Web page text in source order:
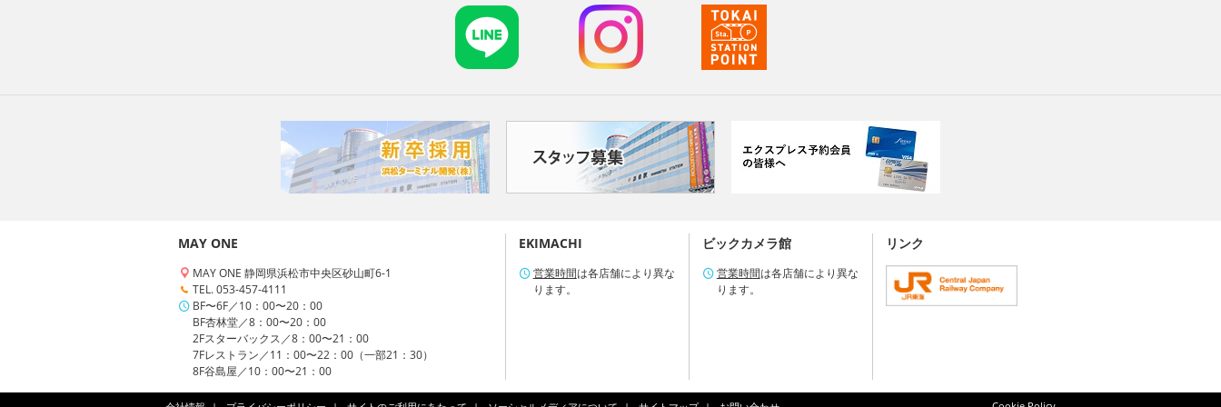
MAY ONE
MAY ONE 静岡県浜松市中央区砂山町6-1
TEL. 053-457-4111
BF〜6F／10：00〜20：00
BF杏林堂／8：00〜20：00
2Fスターバックス／8：00〜21：00
7Fレストラン／11：00〜22：00（一部21：30）
8F谷島屋／10：00〜21：00
EKIMACHI
営業時間は各店舗により異な
ります。
ビックカメラ館
営業時間は各店舗により異な
ります。
リンク